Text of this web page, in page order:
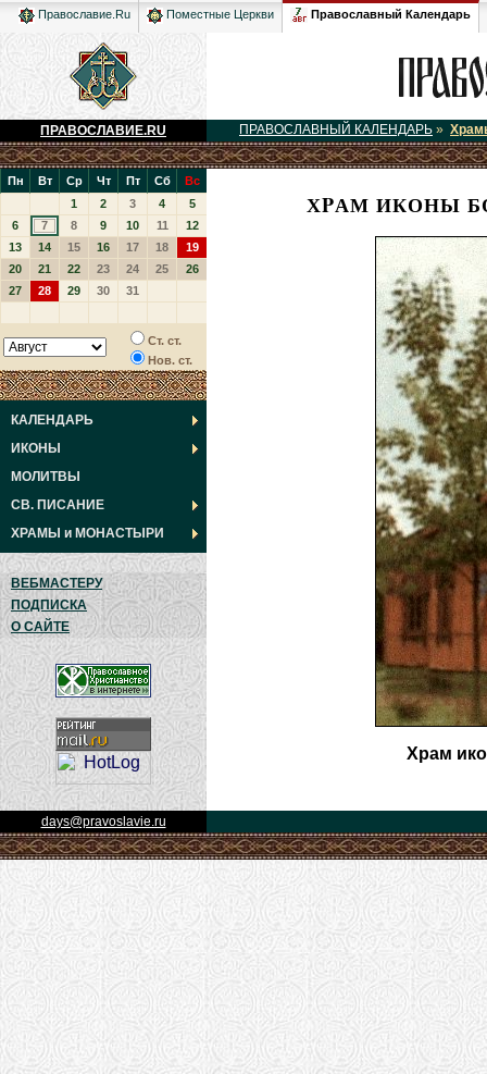
Православие.Ru Поместные Церкви Православный Календарь
ПРАВОСЛАВИЕ.RU ПРАВОСЛАВНЫЙ КАЛЕНДАРЬ »
Пн Вт Ср Чт Пт Сб
Вс
1
2 3 4
5
6
7 8 9 10 11
12
13
14 15 16 17 18
19
20
21 22 23 24 25
26
27
28 29 30 31
Ст. ст.
Нов. ст.
КАЛЕНДАРЬ
ИКОНЫ
МОЛИТВЫ
СВ. ПИСАНИЕ
ХРАМЫ и МОНАСТЫРИ
ВЕБМАСТЕРУ
ПОДПИСКА
О САЙТЕ
ХPАМ ИКОНЫ
Хpам
days@pravoslavie.ru